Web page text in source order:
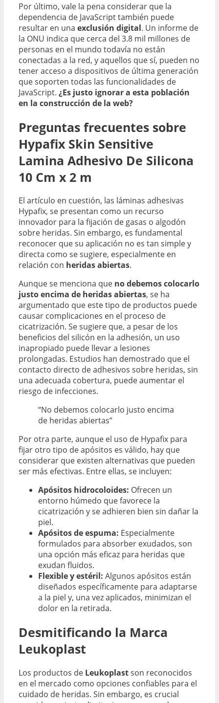
Por último, vale la pena considerar que la
dependencia de JavaScript también puede
resultar en una exclusión digital. Un informe de
la ONU indica que cerca del 3.8 mil millones de
personas en el mundo todavía no están
conectadas a la red, y aquellos que sí, pueden no
tener acceso a dispositivos de última generación
que soporten todas las funcionalidades de
JavaScript. ¿Es justo ignorar a esta población
en la construcción de la web?
Preguntas frecuentes sobre
Hypafix Skin Sensitive
Lamina Adhesivo De Silicona
10 Cm x 2 m
El artículo en cuestión, las láminas adhesivas
Hypafix, se presentan como un recurso
innovador para la fijación de gasas o algodón
sobre heridas. Sin embargo, es fundamental
reconocer que su aplicación no es tan simple y
directa como se sugiere, especialmente en
relación con heridas abiertas.
Aunque se menciona que no debemos colocarlo
justo encima de heridas abiertas, se ha
argumentado que este tipo de productos puede
causar complicaciones en el proceso de
cicatrización. Se sugiere que, a pesar de los
beneficios del silicón en la adhesión, un uso
inapropiado puede llevar a lesiones
prolongadas. Estudios han demostrado que el
contacto directo de adhesivos sobre heridas, sin
una adecuada cobertura, puede aumentar el
riesgo de infecciones.
“No debemos colocarlo justo encima
de heridas abiertas”
Por otra parte, aunque el uso de Hypafix para
fijar otro tipo de apósitos es válido, hay que
considerar que existen alternativas que pueden
ser más efectivas. Entre ellas, se incluyen:
Apósitos hidrocoloides: Ofrecen un
entorno húmedo que favorece la
cicatrización y se adhieren bien sin dañar la
piel.
Apósitos de espuma: Especialmente
formulados para absorber exudados, son
una opción más eficaz para heridas que
exudan fluidos.
Flexible y estéril: Algunos apósitos están
diseñados específicamente para adaptarse
a la piel y, una vez aplicados, minimizan el
dolor en la retirada.
Desmitificando la Marca
Leukoplast
Los productos de Leukoplastson reconocidos
en el mercado como opciones confiables para el
cuidado de heridas. Sin embargo, es crucial